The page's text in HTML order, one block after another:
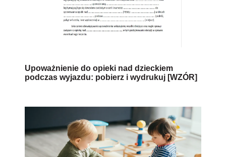
Upoważnienie do opieki nad dzieckiem
podczas wyjazdu: pobierz i wydrukuj [WZÓR]